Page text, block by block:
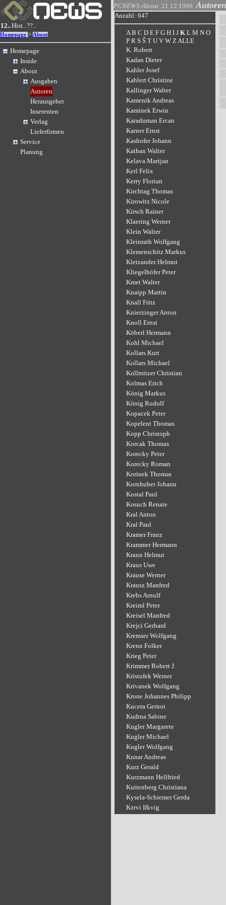
12..Hist..??..
Homepage > About
Homepage
Inside
About
Ausgaben
Autoren
Herausgeber
Inserenten
Verlag
Lieferfirmen
Service
Planung
PCNEWS-About 21.12.1996 Autoren
Anzahl: 647
A B C D E F G H I J K L M N O
P R S Š T U V W ZALLE
K. Robert
Kadan Dieter
Kahler Josef
Kahlert Christine
Kallinger Walter
Kamenik Andreas
Kaminek Erwin
Karaduman Ercan
Karner Ernst
Kashofer Johann
Kathan Walter
Kelava Marijan
Kerl Felix
Kerry Florian
Kirchtag Thomas
Kirowitz Nicole
Kirsch Rainer
Klaering Werner
Klein Walter
Kleinrath Wolfgang
Klemenschitz Markus
Kletzander Helmut
Kliegelhöfer Peter
Kmet Walter
Knaipp Martin
Knall Fritz
Knierzinger Anton
Knoll Ernst
Köberl Hermann
Kohl Michael
Kollars Kurt
Kollars Michael
Kollmitzer Christian
Kolmas Erich
König Markus
König Rudolf
Kopacek Peter
Kopelent Thomas
Kopp Christoph
Korcak Thomas
Korecky Peter
Korecky Roman
Korinek Thomas
Kornhuber Johann
Kostal Paul
Kosuch Renate
Kral Anton
Kral Paul
Kramer Franz
Krammer Hermann
Krann Helmut
Kraus Uwe
Krause Werner
Krausz Manfred
Krebs Arnulf
Kreiml Peter
Kreisel Manfred
Krejci Gerhard
Kremser Wolfgang
Krenn Folker
Krieg Peter
Krimmer Robert J.
Kristufek Werner
Krivanek Wolfgang
Krone Johannes Philipp
Kucera Gernot
Kudrna Sabine
Kugler Margarete
Kugler Michael
Kugler Wolfgang
Kunar Andreas
Kurz Gerald
Kurzmann Hellfried
Kuttenberg Christiana
Kysela-Schiemer Gerda
Kzrvi Ifkvig